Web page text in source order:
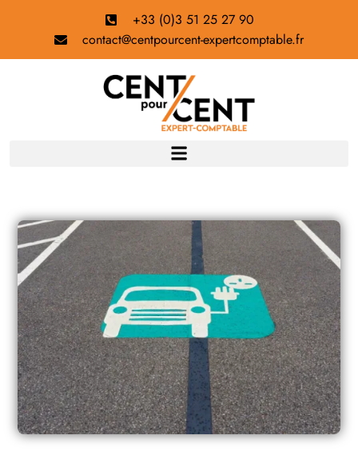
+33 (0)3 51 25 27 90
contact@centpourcent-expertcomptable.fr